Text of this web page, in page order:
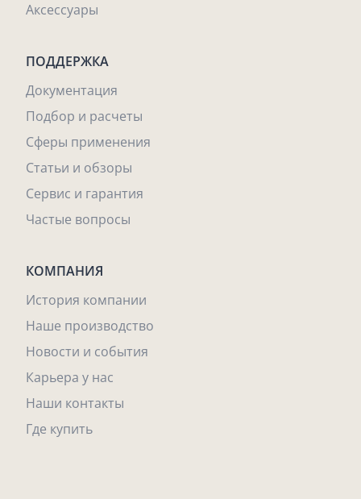
Аксессуары
ПОДДЕРЖКА
Документация
Подбор и расчеты
Сферы применения
Статьи и обзоры
Сервис и гарантия
Частые вопросы
КОМПАНИЯ
История компании
Наше производство
Новости и события
Карьера у нас
Наши контакты
Где купить